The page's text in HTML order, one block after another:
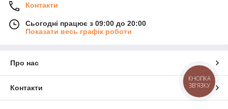
Контакти
Сьогодні працює з 09:00 до 20:00
Показати весь графік роботи
Про нас
Контакти
КНОПКА
ЗВ'ЯЗКУ